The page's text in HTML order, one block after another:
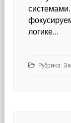
логике...
Рубрика: